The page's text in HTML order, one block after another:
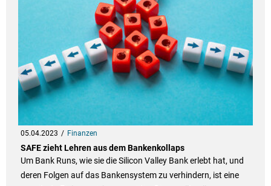
05.04.2023 Finanzen
SAFE zieht Lehren aus dem Bankenkollaps
Um Bank Runs, wie sie die Silicon Valley Bank erlebt hat, und
deren Folgen auf das Bankensystem zu verhindern, ist eine